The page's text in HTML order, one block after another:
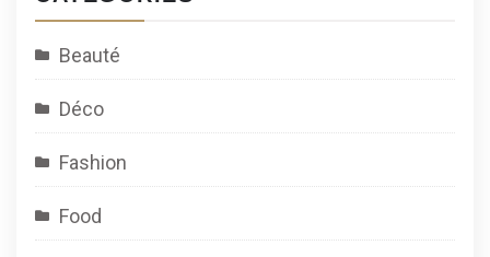
Beauté
Déco
Fashion
Food